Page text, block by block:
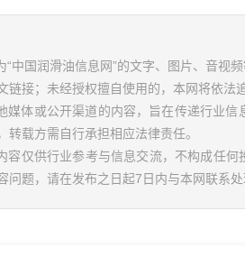
“中国润滑油信息网”的文字、图片、音视
链接；未经授权擅自使用的，本网将依法
媒体或公开渠道的内容，旨在传递行业
转载方需自行承担相应法律责任。
容仅供行业参考与信息交流，不构成任
问题，请在发布之日起7日内与本网联系